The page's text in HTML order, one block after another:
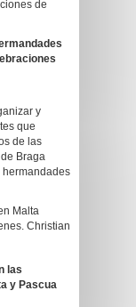
de
y
que
de las
Braga
Malta
Christian
las
y Pascua